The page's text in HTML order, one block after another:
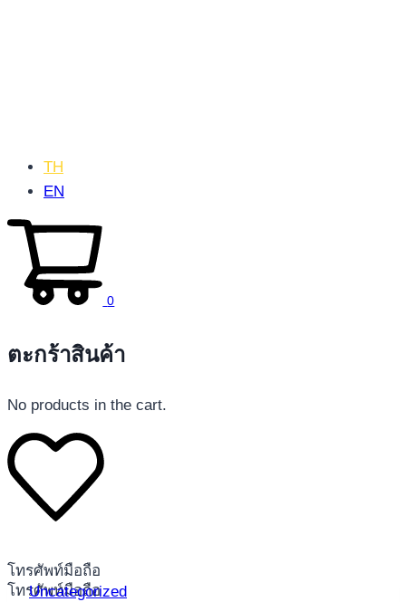
โทรศัพท์มือถือ
โทรศัพท์มือถือ
TH
EN
0
ตะกร้าสินค้า
No products in the cart.
Uncategorized